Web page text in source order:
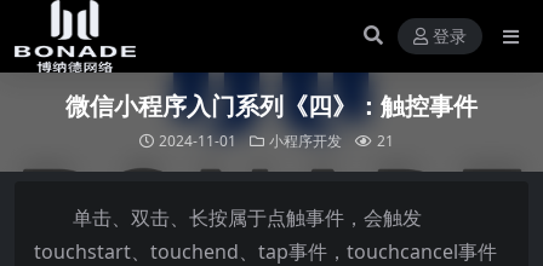
登录
微信小程序入门系列《四》：触控事件
2024-11-01 小程序开发 21
单击、双击、长按属于点触事件，会触发
touchstart、touchend、tap事件，touchcancel事件